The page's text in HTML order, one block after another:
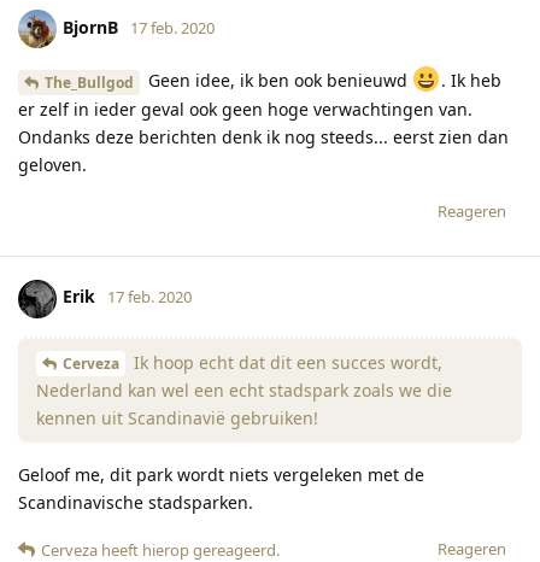
BjornB 17 feb. 2020
The_Bullgod Geen idee, ik ben ook benieuwd
. Ik heb
er zelf in ieder geval ook geen hoge verwachtingen van.
Ondanks deze berichten denk ik nog steeds... eerst zien dan
geloven.
Reageren
Erik 17 feb. 2020
Cerveza
Ik hoop echt dat dit een succes wordt,
Nederland kan wel een echt stadspark zoals we die
kennen uit Scandinavië gebruiken!
Geloof me, dit park wordt niets vergeleken met de
Scandinavische stadsparken.
Reageren
Cerveza heeft hierop gereageerd.